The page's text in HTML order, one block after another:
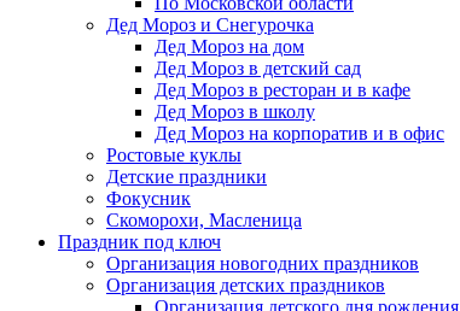
Дед Мороз и Снегурочка
Дед Мороз на дом
Дед Мороз в детский сад
Дед Мороз в ресторан и в кафе
Дед Мороз в школу
Дед Мороз на корпоратив и в офис
Ростовые куклы
Детские праздники
Фокусник
Скоморохи, Масленица
Праздник под ключ
Организация новогодних праздников
Организация детских праздников
Организация детского дня рождения